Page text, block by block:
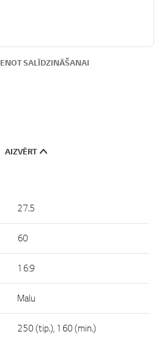
SALĪDZINĀŠANAI
AIZVĒRT
27.5
60
16:9
Malu
250 (tip.), 160 (min.)